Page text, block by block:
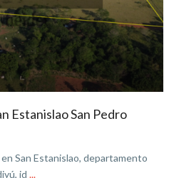
Estanislao San Pedro
San Estanislao, departamento
id ...